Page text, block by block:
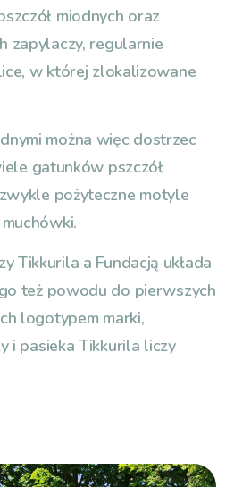
miodnych oraz
zapylaczy, regularnie
w której zlokalizowane
można więc dostrzec
gatunków pszczół
pożyteczne motyle
Tikkurila a Fundacją układa
też powodu do pierwszych
logotypem marki,
i pasieka Tikkurila liczy